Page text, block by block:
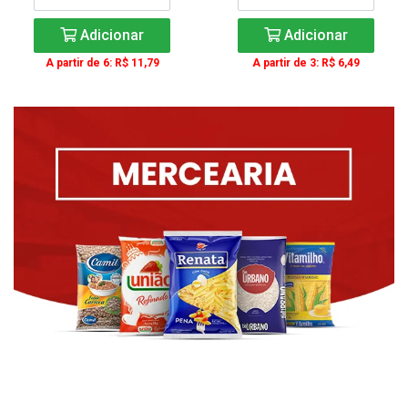
Adicionar
A partir de 6: R$ 11,79
Adicionar
A partir de 3: R$ 6,49